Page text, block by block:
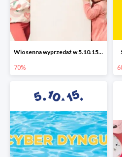
Wiosenna wyprzedaż w 5.10.15 do -70%
70%